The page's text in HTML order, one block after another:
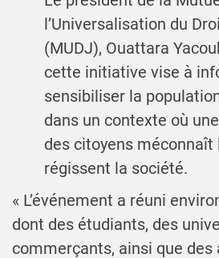
l’Universalisation du
(MUDJ), Ouattara
cette initiative vise à
sensibiliser la
dans un contexte où
des citoyens méconnaît
régissent la société.
« L’événement a réuni
dont des étudiants, des
commerçants, ainsi que des